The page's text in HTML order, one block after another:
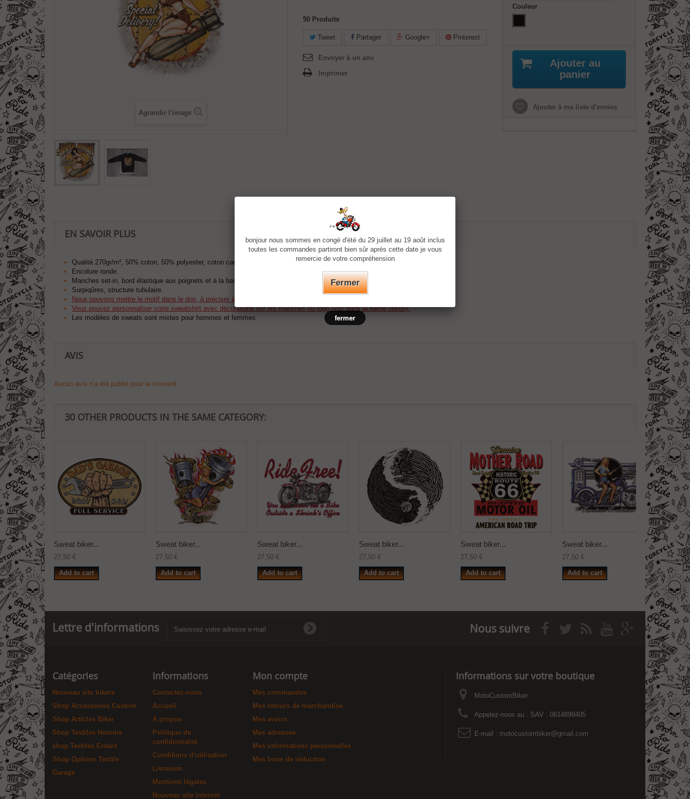
Agrandir l'image
50 Produits
Tweet Partager Google+ Pinterest
Envoyer à un ami
Imprimer
Couleur
Ajouter au
panier
Ajouter à ma liste d'envies
EN SAVOIR PLUS
Qualité 270gr/m², 50% coton, 50% polyester, coton cardé.
Encolure ronde.
Manches set-in, bord élastique aux poignets et à la base.
Surpiqûres, structure tubulaire.
Nous pouvons mettre le motif dans le dos, à préciser à la commande.
Vous pouvez personnaliser votre sweatshirt avec décorations sur les manches ou logo (voir dans la partie option).
Les modèles de sweats sont mixtes pour hommes et femmes
AVIS
Aucun avis n'a été publié pour le moment.
30 OTHER PRODUCTS IN THE SAME CATEGORY:
Sweat biker...
27,50 €
Add to cart
Sweat biker...
27,50 €
Add to cart
Sweat biker...
27,50 €
Add to cart
Sweat biker...
27,50 €
Add to cart
Sweat biker...
27,50 €
Add to cart
Sweat biker...
27,50 €
Add to cart
Sweat
27,50 €
Add
Lettre d'informations Nous suivre
Catégories
Nouveau site bikers
Shop Accessoires Custom
Shop Articles Biker
Shop Textiles Homme
shop Textiles Enfant
Shop Options Textile
Garage
Informations
Contactez-nous
Accueil
A propos
Politique de
confidentialité
Conditions d'utilisation
Livraison
Mentions légales
Nouveau site internet
Mon compte
Mes commandes
Mes retours de marchandise
Mes avoirs
Mes adresses
Mes informations personnelles
Mes bons de réduction
Informations sur votre boutique
MotoCustomBiker
Appelez-nous au : SAV : 0614899405
E-mail : motocustombiker@gmail.com
bonjour nous sommes en congé d'été du 29 juillet au 19 août inclus
toutes les commandes partiront bien sûr après cette date je vous
remercie de votre compréhension
Fermer
fermer